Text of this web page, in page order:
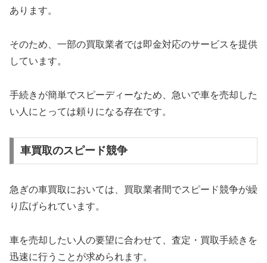
あります。
そのため、一部の買取業者では即金対応のサービスを提供
しています。
手続きが簡単でスピーディーなため、急いで車を売却した
い人にとっては頼りになる存在です。
車買取のスピード競争
急ぎの車買取においては、買取業者間でスピード競争が繰
り広げられています。
車を売却したい人の要望に合わせて、査定・買取手続きを
迅速に行うことが求められます。